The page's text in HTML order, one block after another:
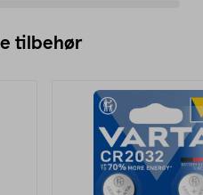
tilbehør